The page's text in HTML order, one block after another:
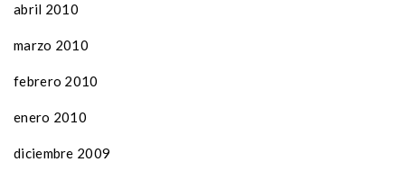
abril 2010
marzo 2010
febrero 2010
enero 2010
diciembre 2009